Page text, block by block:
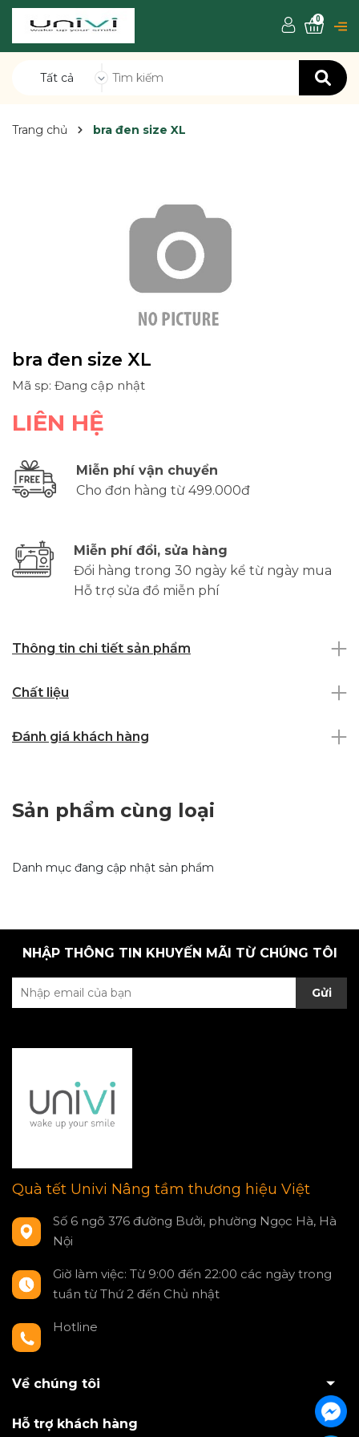
Tất cả
0
Trang chủ bra đen size XL
bra đen size XL
Mã sp: Đang cập nhật
LIÊN HỆ
Miễn phí vận chuyển
Cho đơn hàng từ 499.000đ
Miễn phí đổi, sửa hàng
Đổi hàng trong 30 ngày kể từ ngày mua
Hỗ trợ sửa đồ miễn phí
Thông tin chi tiết sản phẩm
Chất liệu
Đánh giá khách hàng
Sản phẩm cùng loại
Danh mục đang cập nhật sản phẩm
NHẬP THÔNG TIN KHUYẾN MÃI TỪ CHÚNG TÔI
Gửi
Quà tết Univi Nâng tầm thương hiệu Việt
Số 6 ngõ 376 đường Bưởi, phường Ngọc Hà, Hà
Nội
Giờ làm việc: Từ 9:00 đến 22:00 các ngày trong
tuần từ Thứ 2 đến Chủ nhật
Hotline
Về chúng tôi
Hỗ trợ khách hàng